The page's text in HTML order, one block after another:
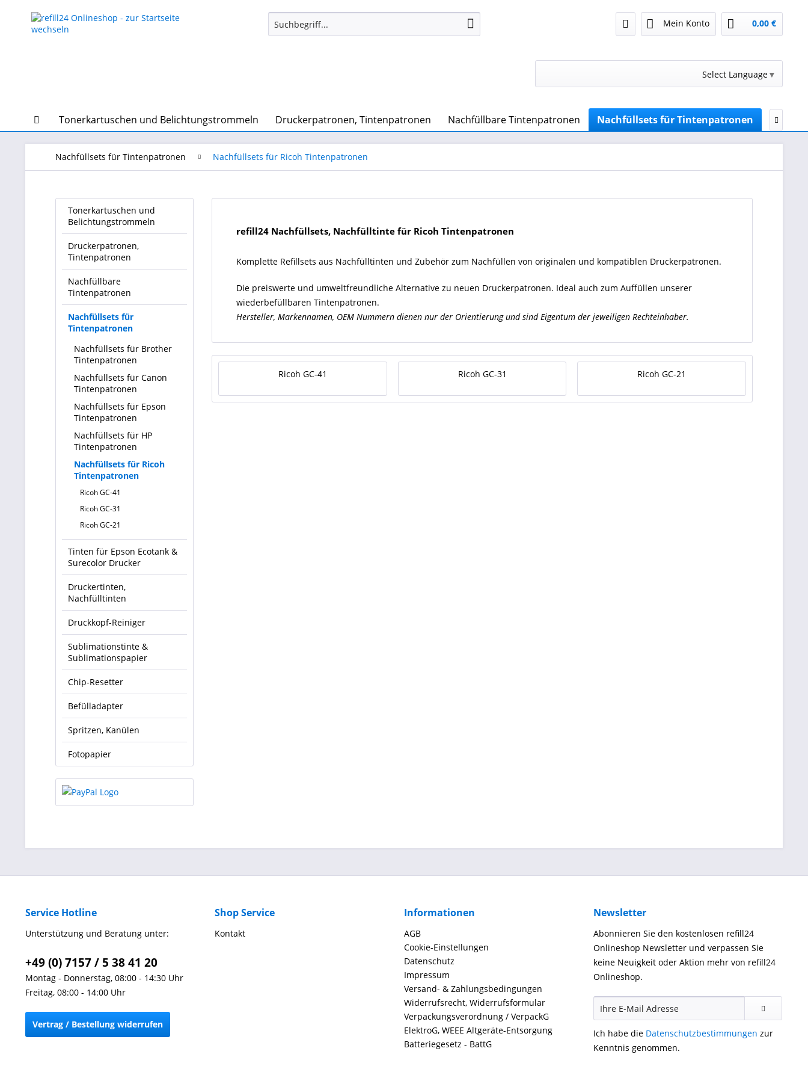
Mein Konto 0,00 €
Select Language▼
Tonerkartuschen und Belichtungstrommeln Druckerpatronen, Tintenpatronen Nachfüllbare Tintenpatronen Nachfüllsets für Tintenpatronen 
Nachfüllsets für Tintenpatronen Nachfüllsets für Ricoh Tintenpatronen
Tonerkartuschen und
Belichtungstrommeln
Druckerpatronen,
Tintenpatronen
Nachfüllbare
Tintenpatronen
Nachfüllsets für
Tintenpatronen
Nachfüllsets für Brother
Tintenpatronen
Nachfüllsets für Canon
Tintenpatronen
Nachfüllsets für Epson
Tintenpatronen
Nachfüllsets für HP
Tintenpatronen
Nachfüllsets für Ricoh
Tintenpatronen
Ricoh GC-41
Ricoh GC-31
Ricoh GC-21
Tinten für Epson Ecotank &
Surecolor Drucker
Druckertinten,
Nachfülltinten
Druckkopf-Reiniger
Sublimationstinte &
Sublimationspapier
Chip-Resetter
Befülladapter
Spritzen, Kanülen
Fotopapier
refill24 Nachfüllsets, Nachfülltinte für Ricoh Tintenpatronen
Komplette Refillsets aus Nachfülltinten und Zubehör zum Nachfüllen von originalen und kompatiblen Druckerpatronen.
Die preiswerte und umweltfreundliche Alternative zu neuen Druckerpatronen. Ideal auch zum Auffüllen unserer
wiederbefüllbaren Tintenpatronen.
Hersteller, Markennamen, OEM Nummern dienen nur der Orientierung und sind Eigentum der jeweiligen Rechteinhaber.
Ricoh GC-41 Ricoh GC-31 Ricoh GC-21
Service Hotline
Unterstützung und Beratung unter:
+49 (0) 7157 / 5 38 41 20
Montag - Donnerstag, 08:00 - 14:30 Uhr
Freitag, 08:00 - 14:00 Uhr
Vertrag / Bestellung widerrufen
Shop Service
Kontakt
Informationen
AGB
Cookie-Einstellungen
Datenschutz
Impressum
Versand- & Zahlungsbedingungen
Widerrufsrecht, Widerrufsformular
Verpackungsverordnung / VerpackG
ElektroG, WEEE Altgeräte-Entsorgung
Batteriegesetz - BattG
Newsletter
Abonnieren Sie den kostenlosen refill24
Onlineshop Newsletter und verpassen Sie
keine Neuigkeit oder Aktion mehr von refill24
Onlineshop.
Ich habe die Datenschutzbestimmungen zur
Kenntnis genommen.